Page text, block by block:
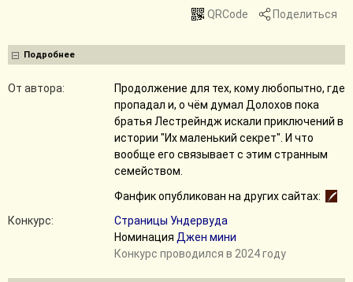
QRCode Поделиться
Подробнее
От автора:
Продолжение для тех, кому любопытно, где
пропадал и, о чём думал Долохов пока
братья Лестрейндж искали приключений в
истории "Их маленький секрет". И что
вообще его связывает с этим странным
семейством.
Фанфик опубликован на других сайтах:
Конкурс:
Страницы Ундервуда
Номинация Джен мини
Конкурс проводился в 2024 году